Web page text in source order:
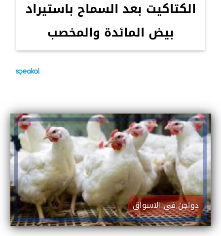
الكتاكيت بعد السماح باستيراد
بيض المائدة والمخصب
دواجن فى الاسواق